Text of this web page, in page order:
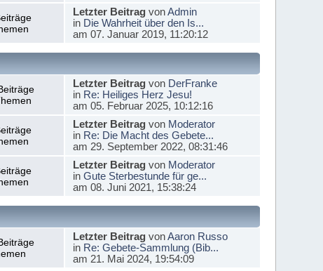
Letzter BeitragvonAdmin
in Die Wahrheit über den Is...
am 07. Januar 2019, 11:20:12
Letzter Beitragvon DerFranke
in Re: Heiliges Herz Jesu!
am 05. Februar 2025, 10:12:16
Letzter Beitragvon Moderator
in Re: Die Macht des Gebete...
am 29. September 2022, 08:31:46
Letzter Beitragvon Moderator
in Gute Sterbestunde für ge...
am 08. Juni 2021, 15:38:24
Letzter BeitragvonAaron Russo
in Re: Gebete-Sammlung (Bib...
am 21. Mai 2024, 19:54:09